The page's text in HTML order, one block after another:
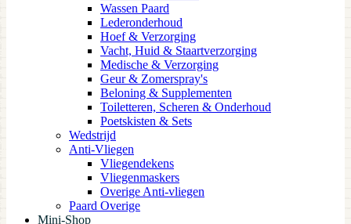
Wassen Paard
Lederonderhoud
Hoef & Verzorging
Vacht, Huid & Staartverzorging
Medische & Verzorging
Geur & Zomerspray's
Beloning & Supplementen
Toiletteren, Scheren & Onderhoud
Poetskisten & Sets
Wedstrijd
Anti-Vliegen
Vliegendekens
Vliegenmaskers
Overige Anti-vliegen
Paard Overige
Mini-Shop